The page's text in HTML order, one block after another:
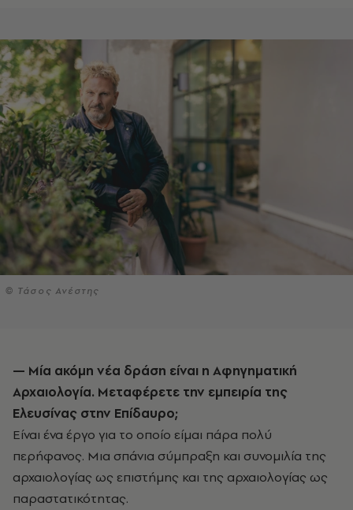
© Τάσος Ανέστης
— Μία ακόμη νέα δράση είναι η Αφηγηματική
Αρχαιολογία. Μεταφέρετε την εμπειρία της
Ελευσίνας στην Επίδαυρο;
Είναι ένα έργο για το οποίο είμαι πάρα πολύ
περήφανος. Μια σπάνια σύμπραξη και συνομιλία της
αρχαιολογίας ως επιστήμης και της αρχαιολογίας ως
παραστατικότητας.